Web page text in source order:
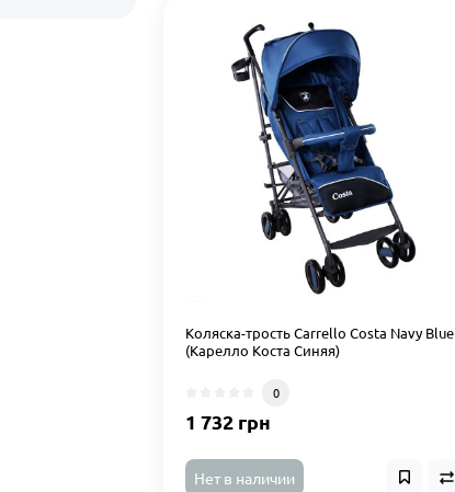
Коляска-трость Carrello Costa Navy Blue
(Карелло Коста Синяя)
0
1 732 грн
Нет в наличии